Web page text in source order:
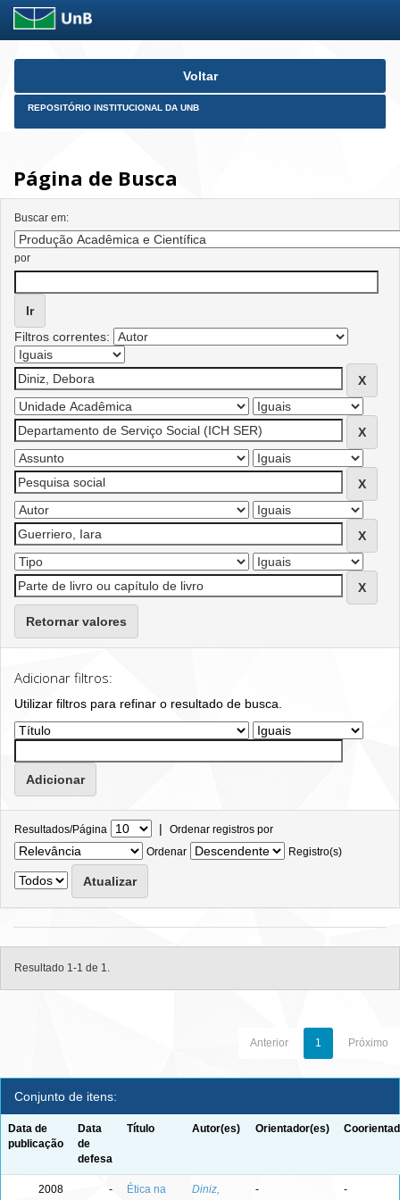
Skip
Voltar
REPOSITÓRIO INSTITUCIONAL DA UNB
Página de Busca
Buscar em:
por
Filtros correntes:
Retornar valores
Adicionar filtros:
Utilizar filtros para refinar o resultado de busca.
Resultados/Página | Ordenar registros por
Ordenar
Registro(s)
Resultado 1-1 de 1.
Anterior 1 Próximo
Conjunto de itens:
Data de
publicação
Data
de
defesa
Título Autor(es) Orientador(es)
2008 -
Ética na
Diniz,
- -